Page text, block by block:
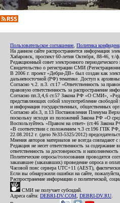
Пользовательское соглашение Политика
На данном сайте распространяется информация
Хабаровск, проспект 60-летия Октября, 88-46, т./
Редакционный совет электронного
Свидетельство о регистрации СМИ
В 2006 г. проект «Дебри-ДВ» был создан как
дальневосточной (РФ) тематике. Доступ к
Согласно ч.2. п.3. ст.17 «Ответственность за
правовую ответственность за распространение
Согласно пп.3,4,6 ст.57 Закона РФ «О СМИ»,
представляющих собой злоупотребление
и информация государственных, общественных
Согласно абз.3, п.13 Постановления Пленума
поскольку исходя из положений Закона РФ «О
Воспользуйтесь «Правом на ответ» (ст.46
«В соответствии с положением ч.3 ст.196 ГПК РФ,
22.08.2012 г. (дело №33-5325/2012)
Мнения авторов материалов не всегда совпадают
Редакция не несет ответственность за
ответственность за достоверность и наполняемость
Политические опросы/голосования проводятся
заказавшее (заказавших) проведение опроса и
Часовой пояс сервера UTC+11 (AEST),
Если вы обнаружили ошибки на сайте, пожалуйста,
Распространение информации о политической,
СМИ не получает субсидий.
Адреса сайта: DEBRI-DV.COM DEBRI-DV.RU